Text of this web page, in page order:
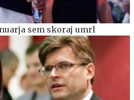
sem skoraj umrl